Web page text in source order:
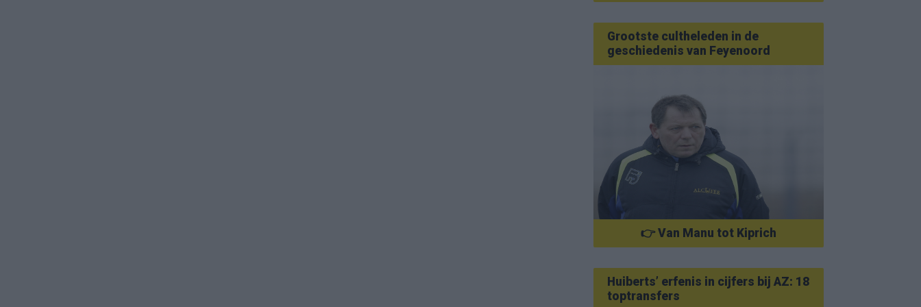
Grootste cultheleden in de
geschiedenis van Feyenoord
👉 Van Manu tot Kiprich
Huiberts’ erfenis in cijfers bij AZ: 18
toptransfers